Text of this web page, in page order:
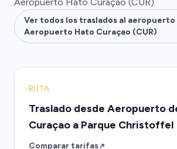
Ver todos los traslados al aeropuerto
Aeropuerto Hato Curaçao (CUR)
RUTA
Traslado desde Aeropuerto
Curaçao a Parque Christoffel
Comparar tarifas